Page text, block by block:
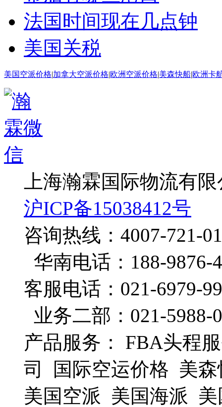
法国时间现在几点钟
美国关税
美国空派价格|加拿大空派价格|欧洲空派价格|美森快船|欧洲卡
上海瀚霖国际物流
沪ICP备15038412号
咨询热线：4007-721-
华南电话：188-9876-
客服电话：021-6979-
业务二部：021-5988-
产品服务： FBA头程
司 国际空运价格 美森
美国空派 美国海派